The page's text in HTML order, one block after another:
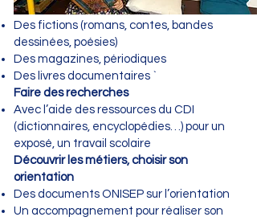
Lire et emprunter des documents
Des fictions (romans, contes, bandes
dessinées, poésies)
Des magazines, périodiques
Des livres documentaires `
Faire des recherches
Avec l’aide des ressources du CDI
(dictionnaires, encyclopédies…) pour un
exposé, un travail scolaire
Découvrir les métiers, choisir son
orientation
Des documents ONISEP sur l’orientation
Un accompagnement pour réaliser son